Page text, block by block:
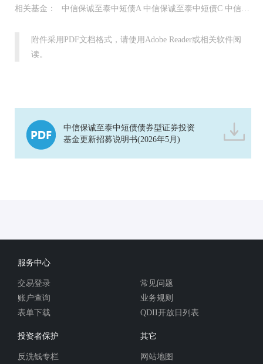
相关基金： 中信保诚至泰中短债A 中信保诚至泰中短债C 中信保诚至泰中短债E 中信保诚至泰中短债D
附件采用PDF文档格式，请使用Adobe Reader或相关软件阅
读。
中信保诚至泰中短债债券型证券投资
基金更新招募说明书(2026年5月)
服务中心
交易登录
账户查询
表单下载
常见问题
业务规则
QDII开放日列表
投资者保护
反洗钱专栏
其它
网站地图